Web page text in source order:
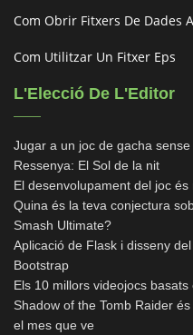
Com Obrir Fitxers De Dades
Com Utilitzar Un Fitxer Eps
L'Elecció De L'Editor
Jugar a un joc de gacha
Ressenya: El Sol de la nit
El desenvolupament del joc
Quina és la teva conjectura
Smash Ultimate?
Aplicació de Flask i disseny
Bootstrap
Els 10 millors videojocs
Shadow of the Tomb Raider
el mes que ve